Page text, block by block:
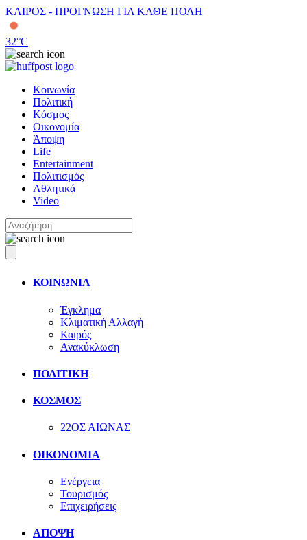
ΚΑΙΡΟΣ - ΠΡΟΓΝΩΣΗ ΓΙΑ ΚΑΘΕ ΠΟΛΗ
32°C
Κοινωνία
Πολιτική
Κόσμος
Οικονομία
Άποψη
Life
Entertainment
Πολιτισμός
Αθλητικά
Video
ΚΟΙΝΩΝΙΑ
Έγκλημα
Κλιματική Αλλαγή
Καιρός
Ανακύκλωση
ΠΟΛΙΤΙΚΗ
ΚΟΣΜΟΣ
22ΟΣ ΑΙΩΝΑΣ
ΟΙΚΟΝΟΜΙΑ
Ενέργεια
Τουρισμός
Επιχειρήσεις
ΑΠΟΨΗ